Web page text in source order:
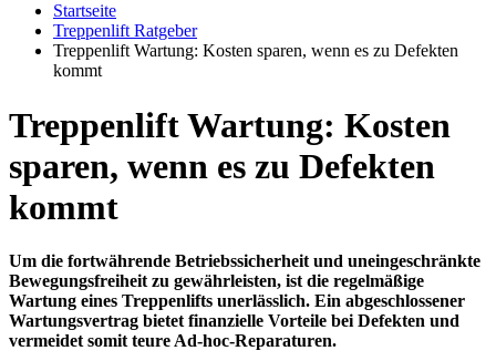
Startseite
Treppenlift Ratgeber
Treppenlift Wartung: Kosten sparen, wenn es zu Defekten
kommt
Treppenlift Wartung: Kosten
sparen, wenn es zu Defekten
kommt
Um die fortwährende Betriebssicherheit und uneingeschränkte
Bewegungsfreiheit zu gewährleisten, ist die regelmäßige
Wartung eines Treppenlifts unerlässlich. Ein abgeschlossener
Wartungsvertrag bietet finanzielle Vorteile bei Defekten und
vermeidet somit teure Ad-hoc-Reparaturen.